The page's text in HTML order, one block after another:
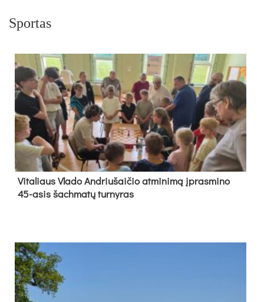
Sportas
Vi­ta­liaus Vla­do And­riu­šai­čio at­mi­ni­mą įpras­mi­no
45-asis šach­ma­tų tur­ny­ras